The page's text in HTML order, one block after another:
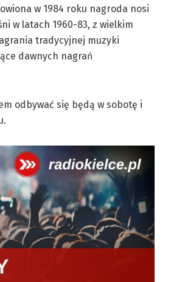
w 1984 roku nagroda nosi
w latach 1960-83, z wielkim
tradycyjnej muzyki
dawnych nagrań
odbywać się będą w sobotę i